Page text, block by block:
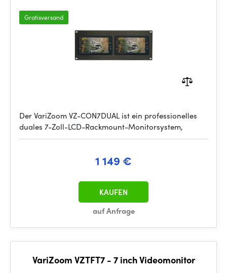
Gratisversand
Der VariZoom VZ-CON7DUAL ist ein professionelles
duales 7-Zoll-LCD-Rackmount-Monitorsystem,
1 149 €
auf Anfrage
KAUFEN
VariZoom VZTFT7 - 7 inch Videomonitor